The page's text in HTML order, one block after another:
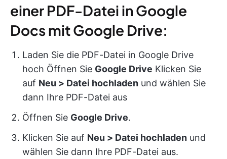
einer PDF-Datei in Google
Docs mit Google Drive:
Laden Sie die PDF-Datei in Google Drive
hoch Öffnen Sie Google Drive Klicken Sie
auf Neu > Datei hochladen und wählen Sie
dann Ihre PDF-Datei aus
Öffnen Sie Google Drive.
Klicken Sie auf Neu > Datei hochladen und
wählen Sie dann Ihre PDF-Datei aus.